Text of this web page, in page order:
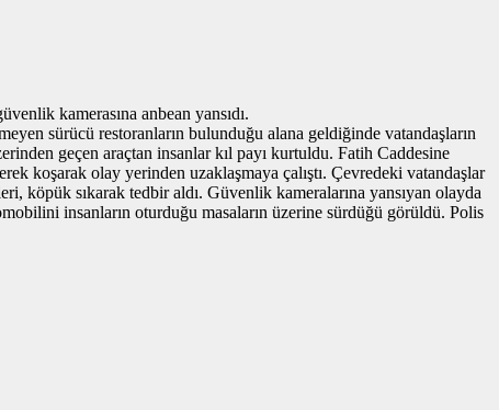
kamerasına anbean yansıdı.
sürücü restoranların bulunduğu alana geldiğinde vatandaşların
geçen araçtan insanlar kıl payı kurtuldu. Fatih Caddesine
koşarak olay yerinden uzaklaşmaya çalıştı. Çevredeki vatandaşlar
köpük sıkarak tedbir aldı. Güvenlik kameralarına yansıyan olayda
insanların oturduğu masaların üzerine sürdüğü görüldü. Polis